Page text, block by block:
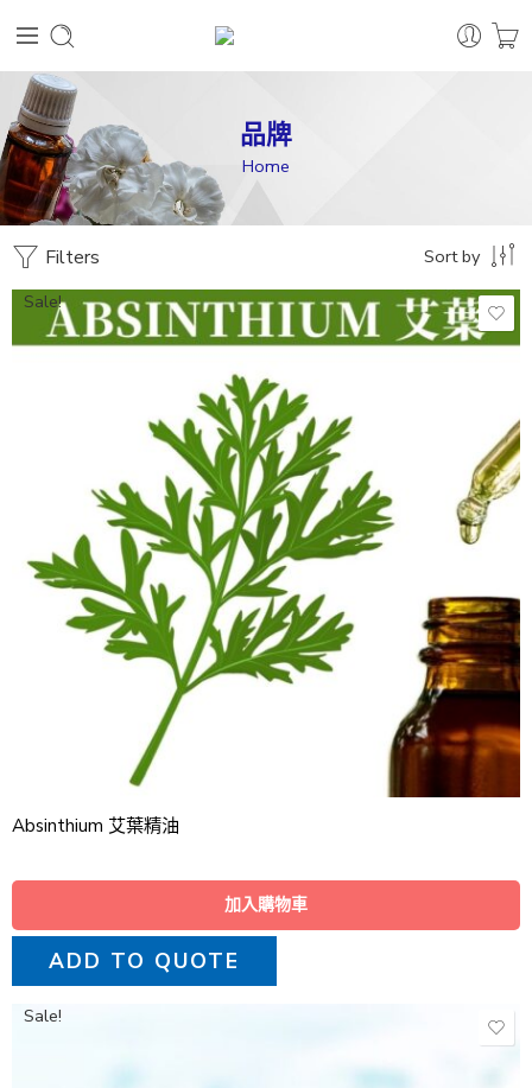
品牌
Home
Filters
Sort by
Sale!
Absinthium 艾葉精油
加入購物車
ADD TO QUOTE
Sale!